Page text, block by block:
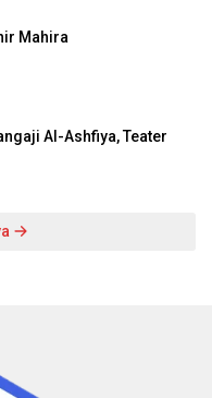
Mahira
Al-Ashfiya, Teater